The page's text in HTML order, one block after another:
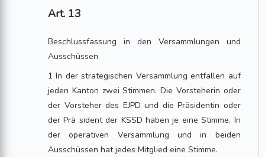
Art. 13
Beschlussfassung in den Versammlungen und
Ausschüssen
1 In der strategischen Versammlung entfallen auf
jeden Kanton zwei Stimmen. Die Vorsteherin oder
der Vorsteher des EJPD und die Präsidentin oder
der Prä sident der KSSD haben je eine Stimme. In
der operativen Versammlung und in beiden
Ausschüssen hat jedes Mitglied eine Stimme.